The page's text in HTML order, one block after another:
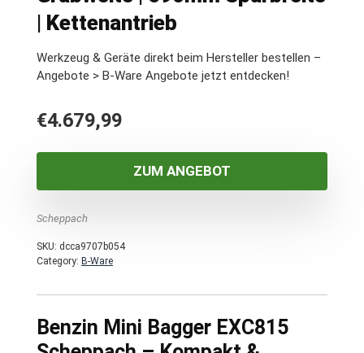
| Kettenantrieb
Werkzeug & Geräte direkt beim Hersteller bestellen –
Angebote > B-Ware Angebote jetzt entdecken!
€4.679,99
ZUM ANGEBOT
Scheppach
SKU: dcca9707b054
Category: B-Ware
Benzin Mini Bagger EXC815